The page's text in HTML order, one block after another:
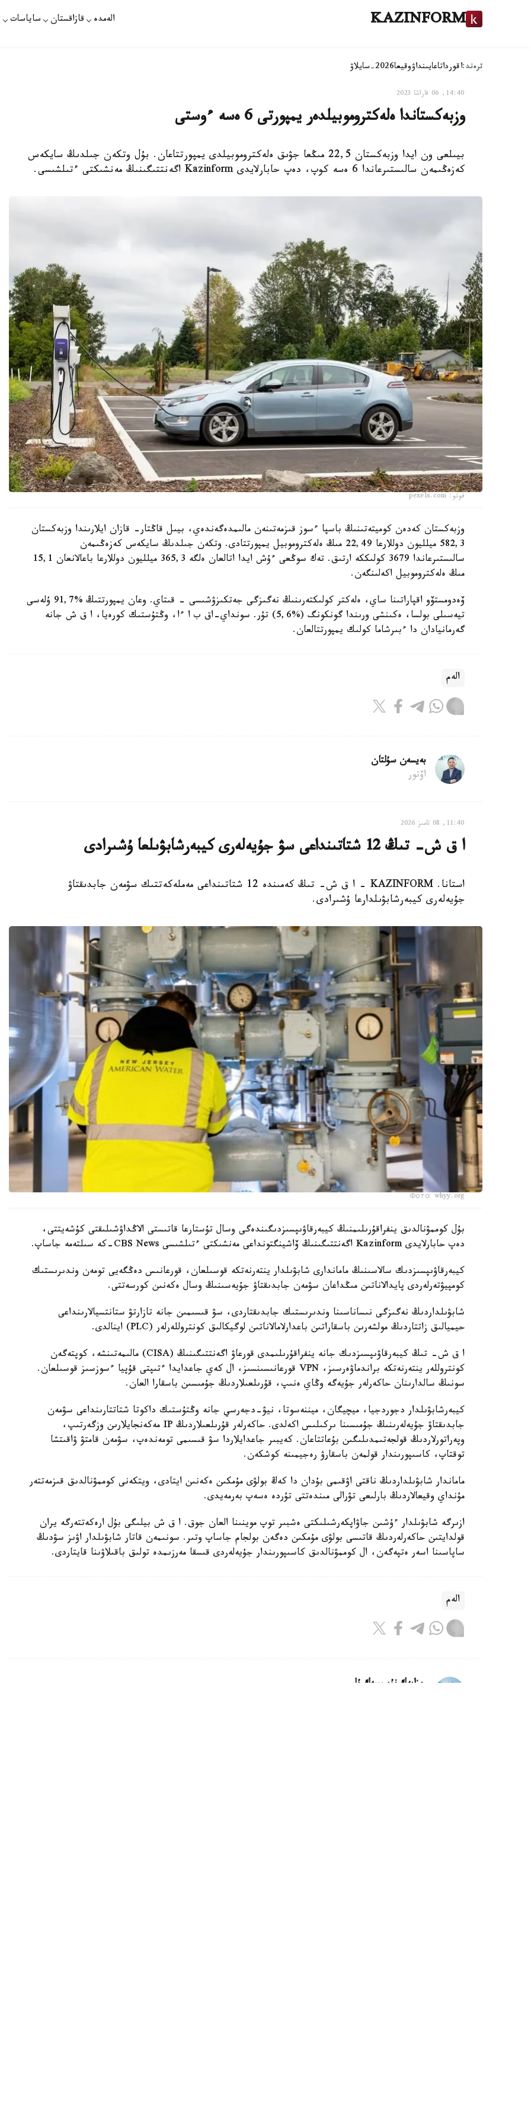
KAZINFORM الەمدە قازاقستان ساياسات
ترەند:اقورداتاعايىنداۋوقيعا2026-سايلاۋ
14:40, 06 قاراشا 2023
وزبەكستاندا ەلەكتروموبيلدەر يمپورتى 6 ەسە ءوستى
بيىلعى ون ايدا وزبەكستان 22,5 مىڭعا جۋىق ەلەكتروموبيلدى يمپورتتاعان. بۇل وتكەن جىلدىڭ سايكەس
كەزەڭىمەن سالىستىرعاندا 6 ەسە كوپ، دەپ حابارلايدى Kazinform اگەنتتىگىنىڭ مەنشىكتى ءتىلشىسى.
فوتو: pexels.com
وزبەكستان كەدەن كوميتەتىنىڭ باسپا ءسوز قىزمەتىنەن مالىمدەگەندەي، بيىل قاڭتار- قازان ايلارىندا وزبەكستان
582,3 ميلليون دوللارعا 22,49 مىڭ ەلەكتروموبيل يمپورتتادى. وتكەن جىلدىڭ سايكەس كەزەڭىمەن
سالىستىرعاندا 3679 كولىككە ارتىق. تەك سوڭعى ءۇش ايدا اتالعان ەلگە 365,3 ميلليون دوللارعا باعالانعان 15,1
مىڭ ەلەكتروموبيل اكەلىنگەن.
ۆەدومستۆو اقپاراتىنا ساي، ەلەكتر كولىكتەرىنىڭ نەگىزگى جەتكىزۋشىسى - قىتاي. وعان يمپورتتىڭ %91,7 ۇلەسى
تيەسىلى بولسا، ەكىنشى ورىندا گونكونگ (%5,6) تۇر. سونداي-اق ب ا ءا، وڭتۇستىك كورەيا، ا ق ش جانە
گەرمانيادان دا ءبىرشاما كولىك يمپورتتالعان.
الەم
بەيسەن سۇلتان
اۆتور
11:40, 08 تامىز 2026
ا ق ش- تىڭ 12 شتاتىنداعى سۋ جۇيەلەرى كيبەرشابۋىلعا ۇشىرادى
استانا. KAZINFORM – ا ق ش- تىڭ كەمىندە 12 شتاتىنداعى مەملەكەتتىك سۋمەن جابدىقتاۋ
جۇيەلەرى كيبەرشابۋىلدارعا ۇشىرادى.
Фото: whyy.org
بۇل كوممۋنالدىق ينفراقۇرىلىمنىڭ كيبەرقاۋىپسىزدىگىندەگى وسال تۇستارعا قاتىستى الاڭداۋشىلىقتى كۇشەيتتى،
دەپ حابارلايدى Kazinform اگەنتتىگىنىڭ ۆاشينگتونداعى مەنشىكتى ءتىلشىسى CBS News-كە سىلتەمە جاساپ.
كيبەرقاۋىپسىزدىك سالاسىنىڭ ماماندارى شابۋىلدار ينتەرنەتكە قوسىلعان، قورعانىس دەڭگەيى تومەن وندىرىستىك
كومپيۋتەرلەردى پايدالاناتىن مىڭداعان سۋمەن جابدىقتاۋ جۇيەسىنىڭ وسال ەكەنىن كورسەتتى.
شابۋىلداردىڭ نەگىزگى نىساناسىنا وندىرىستىك جابدىقتاردى، سۋ قىسىمىن جانە تازارتۋ ستانتسيالارىنداعى
حيميالىق زاتتاردىڭ مولشەرىن باسقاراتىن باعدارلامالاناتىن لوگيكالىق كونتروللەرلەر (PLC) اينالدى.
ا ق ش- تىڭ كيبەرقاۋىپسىزدىك جانە ينفراقۇرىلىمدى قورعاۋ اگەنتتىگىنىڭ (CISA) مالىمەتىنشە، كوپتەگەن
كونتروللەر ينتەرنەتكە براندماۋەرسىز، VPN قورعانىسىنسىز، ال كەي جاعدايدا ءتىپتى قۇپيا ءسوزسىز قوسىلعان.
سونىڭ سالدارىنان حاكەرلەر جۇيەگە وڭاي ەنىپ، قۇرىلعىلاردىڭ جۇمىسىن باسقارا العان.
كيبەرشابۋىلدار دجوردجيا، ميچيگان، ميننەسوتا، نيۋ-دجەرسي جانە وڭتۇستىك داكوتا شتاتتارىنداعى سۋمەن
جابدىقتاۋ جۇيەلەرىنىڭ جۇمىسىنا ىركىلىس اكەلدى. حاكەرلەر قۇرىلعىلاردىڭ IP مەكەنجايلارىن وزگەرتىپ،
وپەراتورلاردىڭ قولجەتىمدىلىگىن بۇعاتتاعان. كەيبىر جاعدايلاردا سۋ قىسىمى تومەندەپ، سۋمەن قامتۋ ۋاقىتشا
توقتاپ، كاسىپورىندار قولمەن باسقارۋ رەجيمىنە كوشكەن.
ماماندار شابۋىلداردىڭ ناقتى اۋقىمى بۇدان دا كەڭ بولۋى مۇمكىن ەكەنىن ايتادى، ويتكەنى كوممۋنالدىق قىزمەتتەر
مۇنداي وقيعالاردىڭ بارلىعى تۋرالى مىندەتتى تۇردە ەسەپ بەرمەيدى.
ازىرگە شابۋىلدار ءۇشىن جاۋاپكەرشىلىكتى ەشبىر توپ موينىنا العان جوق. ا ق ش بيلىگى بۇل ارەكەتتەرگە يران
قولدايتىن حاكەرلەردىڭ قاتىسى بولۋى مۇمكىن دەگەن بولجام جاساپ وتىر. سونىمەن قاتار شابۋىلدار اۋىز سۋدىڭ
ساپاسىنا اسەر ەتپەگەن، ال كوممۋنالدىق كاسىپورىندار جۇيەلەردى قىسقا مەرزىمدە تولىق باقىلاۋىنا قايتاردى.
الەم
ريزابەك نۇسىپبەك ۇلى